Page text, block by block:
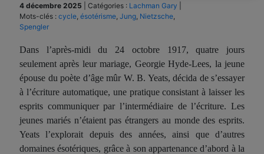
4 décembre 2025 Catégories : Lachman Gary
Mots-clés : cycle ésotérisme Jung Nietzsche
Spengler
Dans l’après-midi du 24 octobre 1917, quatre jours
seulement après leur mariage, Georgie Hyde-Lees, la jeune
épouse du poète d’âge mûr W. B. Yeats, décida de s’essayer
à l’écriture automatique, une pratique consistant à laisser les
esprits communiquer par l’intermédiaire de l’écriture. Les
jeunes mariés n’étaient pas étrangers au monde des esprits.
Yeats l’explorait depuis des années, ainsi que d’autres
domaines ésotériques, grâce à son appartenance d’abord à la